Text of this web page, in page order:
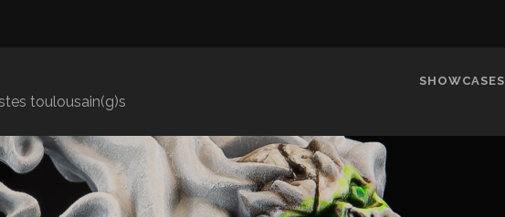
toulousain(g)s
SHOWCASES